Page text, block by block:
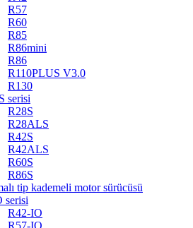
R57
R60
R85
R86mini
R86
R110PLUS V3.0
R130
serisi
R28S
R28ALS
R42S
R42ALS
R60S
R86S
tip kademeli motor sürücüsü
serisi
R42-IO
R57-IO